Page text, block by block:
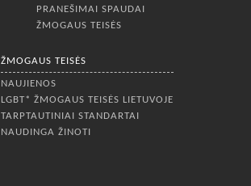
PRANEŠIMAI SPAUDAI
ŽMOGAUS TEISĖS
ŽMOGAUS TEISĖS
NAUJIENOS
LGBT* ŽMOGAUS TEISĖS LIETUVOJE
TARPTAUTINIAI STANDARTAI
NAUDINGA ŽINOTI